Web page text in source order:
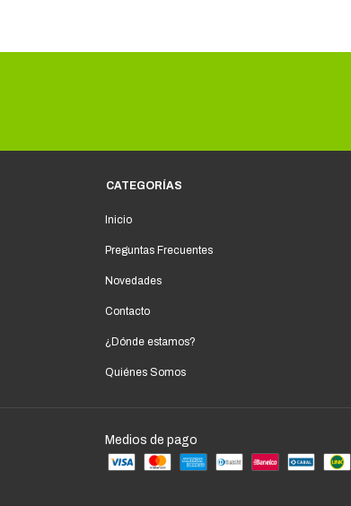
CATEGORÍAS
Inicio
Preguntas Frecuentes
Novedades
Contacto
¿Dónde estamos?
Quiénes Somos
Medios de pago